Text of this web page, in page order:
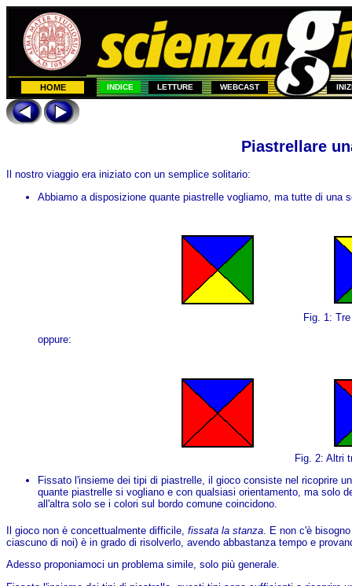
HOME INDICE LETTURE WEBCAST
Piastrellare
Il nostro viaggio era iniziato con un semplice solitario:
Abbiamo a disposizione quante piastrelle vogliamo, ma tutte di una
Fig. 1:
oppure:
Fig. 2: Altri
Fissato l'insieme dei tipi di piastrelle, il gioco consiste nel ricoprire
quante piastrelle si vogliano e con qualsiasi orientamento, ma solo
all'altra solo se i colori sul bordo comune coincidono.
Il gioco non è concettualmente difficile, fissata la stanza. E non c'è
ciascuno di noi) è in grado di risolverlo, avendo abbastanza tempo e
Adesso proponiamoci un problema simile, solo più generale.